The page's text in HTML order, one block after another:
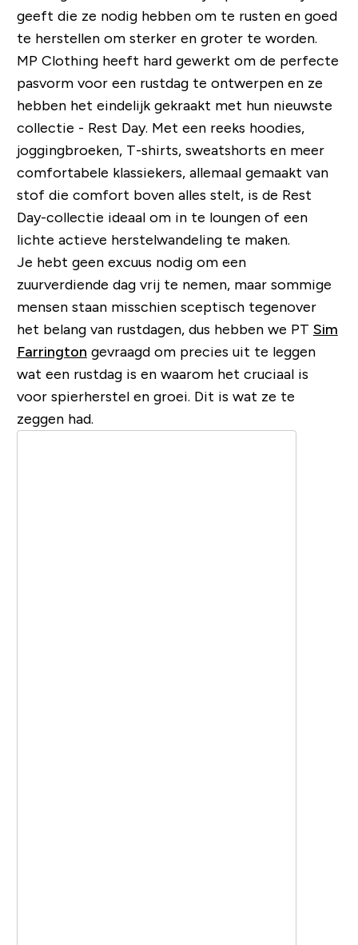
geeft die ze nodig hebben om te rusten en goed
te herstellen om sterker en groter te worden.
MP Clothing heeft hard gewerkt om de perfecte
pasvorm voor een rustdag te ontwerpen en ze
hebben het eindelijk gekraakt met hun nieuwste
collectie - Rest Day. Met een reeks hoodies,
joggingbroeken, T-shirts, sweatshorts en meer
comfortabele klassiekers, allemaal gemaakt van
stof die comfort boven alles stelt, is de Rest
Day-collectie ideaal om in te loungen of een
lichte actieve herstelwandeling te maken.
Je hebt geen excuus nodig om een ​​
zuurverdiende dag vrij te nemen, maar sommige
mensen staan ​​misschien sceptisch tegenover
het belang van rustdagen, dus hebben we PT Sim
Farrington gevraagd om precies uit te leggen
wat een rustdag is en waarom het cruciaal is
voor spierherstel en groei. Dit is wat ze te
zeggen had.